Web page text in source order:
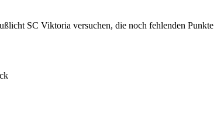
SC Viktoria versuchen, die noch fehlenden Punkte